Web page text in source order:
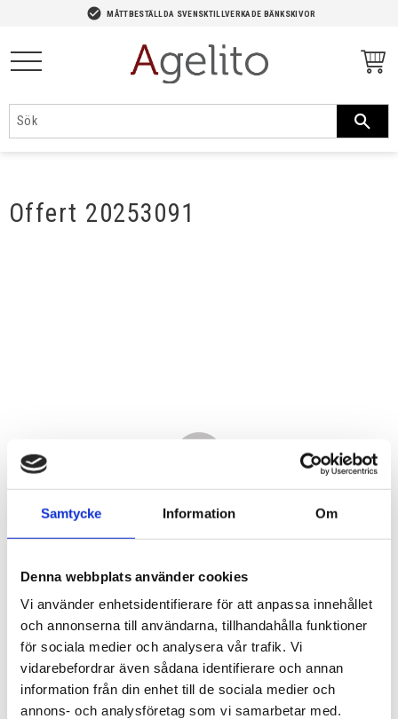
Samtycke Information Om
Denna webbplats använder cookies
Vi använder enhetsidentifierare för att anpassa innehållet
och annonserna till användarna, tillhandahålla funktioner
för sociala medier och analysera vår trafik. Vi
vidarebefordrar även sådana identifierare och annan
information från din enhet till de sociala medier och
annons- och analysföretag som vi samarbetar med.
check_circle MÅTTBESTÄLLDA SVENSKTILLVERKADE BÄNKSKIVOR
Offert 20253091
13 480,00KR